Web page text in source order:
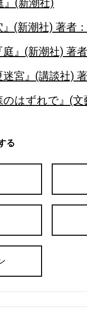
』(新潮社)
(新潮社) 著者
』(新潮社) 著
宮』(講談社)
のはずれで』(
る